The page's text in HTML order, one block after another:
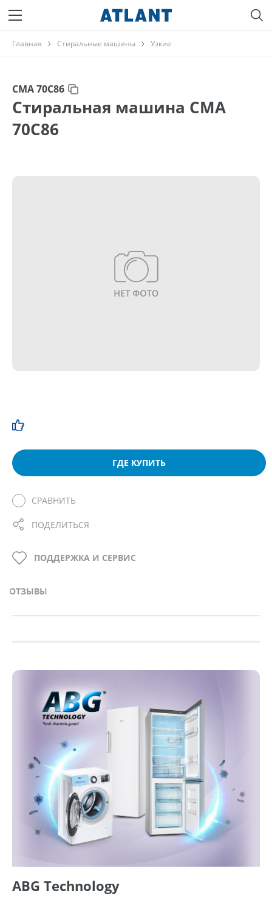
Главная Стиральные машины Узкие
СМА 70С86
Стиральная машина СМА
70С86
ГДЕ КУПИТЬ
СРАВНИТЬ
ПОДЕЛИТЬСЯ
ОТЗЫВЫ
ПОДДЕРЖКА И СЕРВИС
ABG Technology